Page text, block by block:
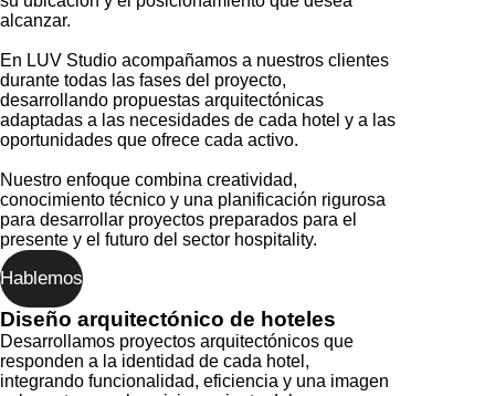
alcanzar.
En LUV Studio acompañamos a nuestros clientes
durante todas las fases del proyecto,
desarrollando propuestas arquitectónicas
adaptadas a las necesidades de cada hotel y a las
oportunidades que ofrece cada activo.
Nuestro enfoque combina creatividad,
conocimiento técnico y una planificación rigurosa
para desarrollar proyectos preparados para el
presente y el futuro del sector hospitality.
Hablemos
Diseño arquitectónico de hoteles
Desarrollamos proyectos arquitectónicos que
responden a la identidad de cada hotel,
integrando funcionalidad, eficiencia y una imagen